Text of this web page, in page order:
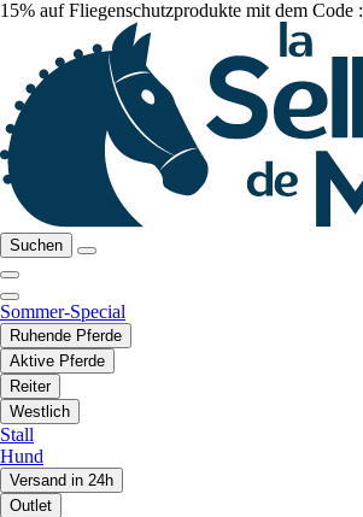
15% auf Fliegenschutzprodukte mit dem Code :
Suchen
Sommer-Special
Ruhende Pferde
Aktive Pferde
Reiter
Westlich
Stall
Hund
Versand in 24h
Outlet